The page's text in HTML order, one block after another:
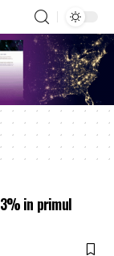
in primul